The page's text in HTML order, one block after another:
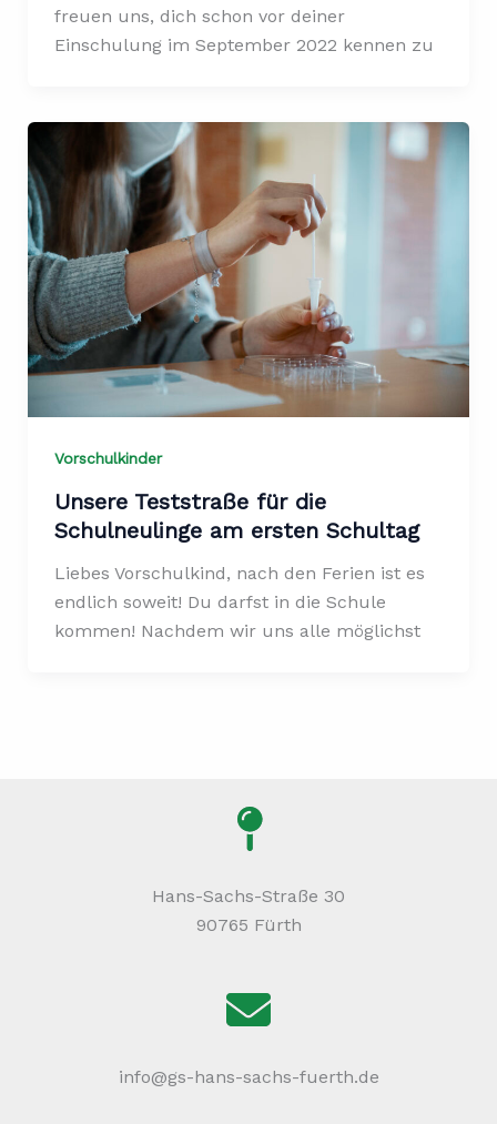
freuen uns, dich schon vor deiner
Einschulung im September 2022 kennen zu
Vorschulkinder
Unsere Teststraße für die
Schulneulinge am ersten Schultag
Liebes Vorschulkind, nach den Ferien ist es
endlich soweit! Du darfst in die Schule
kommen! Nachdem wir uns alle möglichst
Hans-Sachs-Straße 30
90765 Fürth
info@gs-hans-sachs-fuerth.de